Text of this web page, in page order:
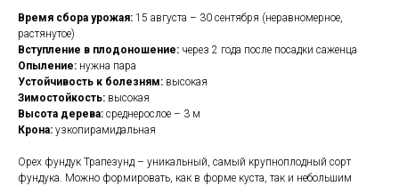
Время сбора урожая: 15 августа – 30 сентября (неравномерное,
растянутое)
Вступление в плодоношение: через 2 года после посадки саженца
Опыление: нужна пара
Устойчивость к болезням: высокая
Зимостойкость: высокая
Высота дерева: среднерослое – 3 м
Крона: узкопирамидальная
Орех фундук Трапезунд – уникальный, самый крупноплодный сорт
фундука. Можно формировать, как в форме куста, так и небольшим